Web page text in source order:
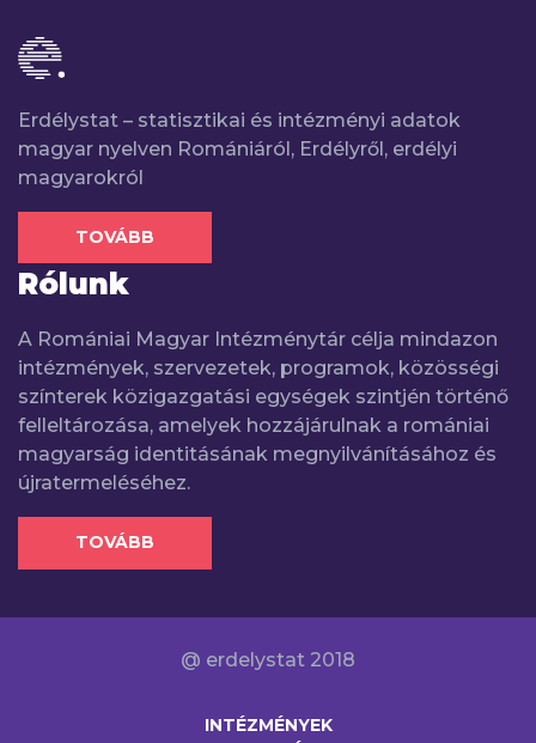
Erdélystat – statisztikai és intézményi adatok
magyar nyelven Romániáról, Erdélyről, erdélyi
magyarokról
TOVÁBB
Rólunk
A Romániai Magyar Intézménytár célja mindazon
intézmények, szervezetek, programok, közösségi
színterek közigazgatási egységek szintjén történő
felleltározása, amelyek hozzájárulnak a romániai
magyarság identitásának megnyilvánításához és
újratermeléséhez.
TOVÁBB
@ erdelystat 2018
INTÉZMÉNYEK